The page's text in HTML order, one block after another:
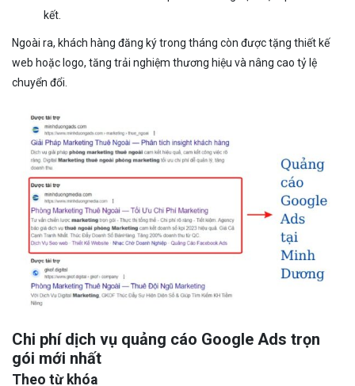
kết.
Ngoài ra, khách hàng đăng ký trong tháng còn được tặng thiết kế
web hoặc logo, tăng trải nghiệm thương hiệu và nâng cao tỷ lệ
chuyển đổi.
Chi phí dịch vụ quảng cáo Google Ads trọn
gói mới nhất
Theo từ khóa